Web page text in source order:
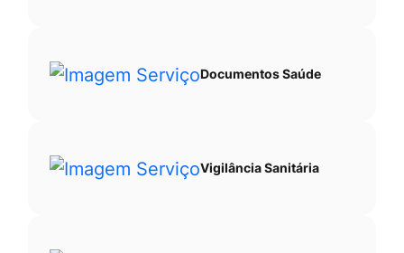
Documentos Saúde
Vigilância Sanitária